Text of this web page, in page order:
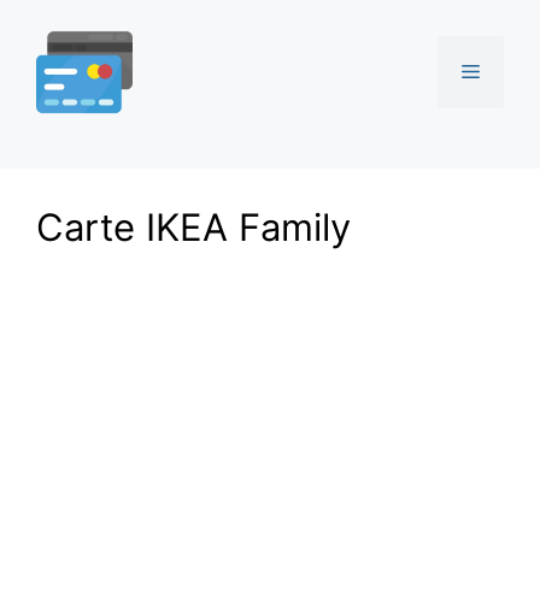
contenu
Menu
Carte IKEA Family